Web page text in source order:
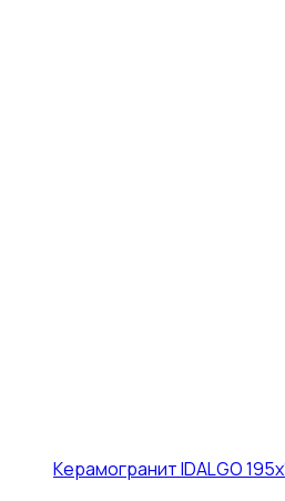
Керамогранит IDALGO